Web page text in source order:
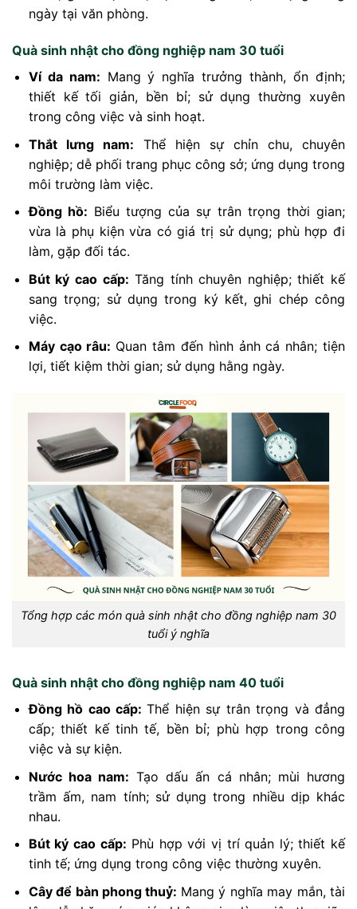
ngày tại văn phòng.
Quà sinh nhật cho đồng nghiệp nam 30 tuổi
Ví da nam: Mang ý nghĩa trưởng thành, ổn định;
thiết kế tối giản, bền bỉ; sử dụng thường xuyên
trong công việc và sinh hoạt.
Thắt lưng nam: Thể hiện sự chỉn chu, chuyên
nghiệp; dễ phối trang phục công sở; ứng dụng trong
môi trường làm việc.
Đồng hồ: Biểu tượng của sự trân trọng thời gian;
vừa là phụ kiện vừa có giá trị sử dụng; phù hợp đi
làm, gặp đối tác.
Bút ký cao cấp: Tăng tính chuyên nghiệp; thiết kế
sang trọng; sử dụng trong ký kết, ghi chép công
việc.
Máy cạo râu: Quan tâm đến hình ảnh cá nhân; tiện
lợi, tiết kiệm thời gian; sử dụng hằng ngày.
Tổng hợp các món quà sinh nhật cho đồng nghiệp nam 30
tuổi ý nghĩa
Quà sinh nhật cho đồng nghiệp nam 40 tuổi
Đồng hồ cao cấp:Thể hiện sự trân trọng và đẳng
cấp; thiết kế tinh tế, bền bỉ; phù hợp trong công
việc và sự kiện.
Nước hoa nam: Tạo dấu ấn cá nhân; mùi hương
trầm ấm, nam tính; sử dụng trong nhiều dịp khác
nhau.
Bút ký cao cấp: Phù hợp với vị trí quản lý; thiết kế
tinh tế; ứng dụng trong công việc thường xuyên.
Cây để bàn phong thuỷ: Mang ý nghĩa may mắn, tài